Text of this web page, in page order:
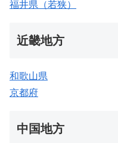
福井県（若狭）
近畿地方
和歌山県
京都府
中国地方